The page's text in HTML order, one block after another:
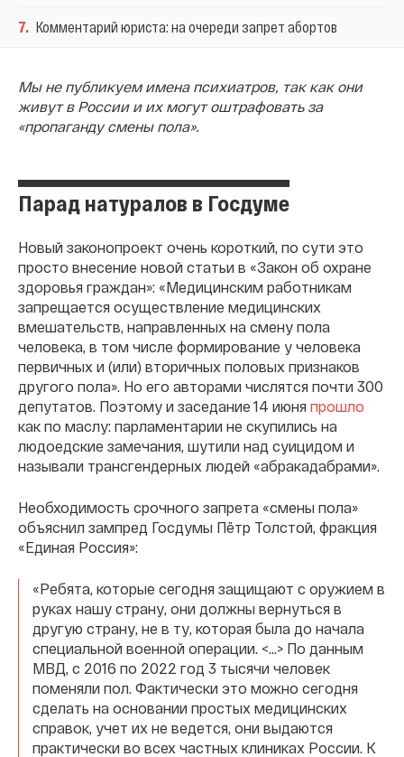
7. Комментарий юриста: на очереди запрет абортов
Мы не публикуем имена психиатров, так как они
живут в России и их могут оштрафовать за
«пропаганду смены пола».
Парад натуралов в Госдуме
Новый законопроект очень короткий, по сути это
просто внесение новой статьи в «Закон об охране
здоровья граждан»: «Медицинским работникам
запрещается осуществление медицинских
вмешательств, направленных на смену пола
человека, в том числе формирование у человека
первичных и (или) вторичных половых признаков
другого пола». Но его авторами числятся почти 300
депутатов. Поэтому и заседание 14 июня прошло
как по маслу: парламентарии не скупились на
людоедские замечания, шутили над суицидом и
называли трансгендерных людей «абракадабрами».
Необходимость срочного запрета «смены пола»
объяснил зампред Госдумы Пётр Толстой, фракция
«Единая Россия»:
«Ребята, которые сегодня защищают с оружием в
руках нашу страну, они должны вернуться в
другую страну, не в ту, которая была до начала
специальной военной операции. <…> По данным
МВД, с 2016 по 2022 год 3 тысячи человек
поменяли пол. Фактически это можно сегодня
сделать на основании простых медицинских
справок, учет их не ведется, они выдаются
практически во всех частных клиниках России. К